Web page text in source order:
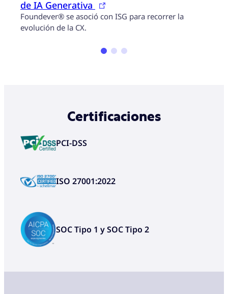
de IA Generativa
Foundever® se asoció con ISG para recorrer la
evolución de la CX.
Certificaciones
PCI-DSS
ISO 27001:2022
SOC Tipo 1 y SOC Tipo 2